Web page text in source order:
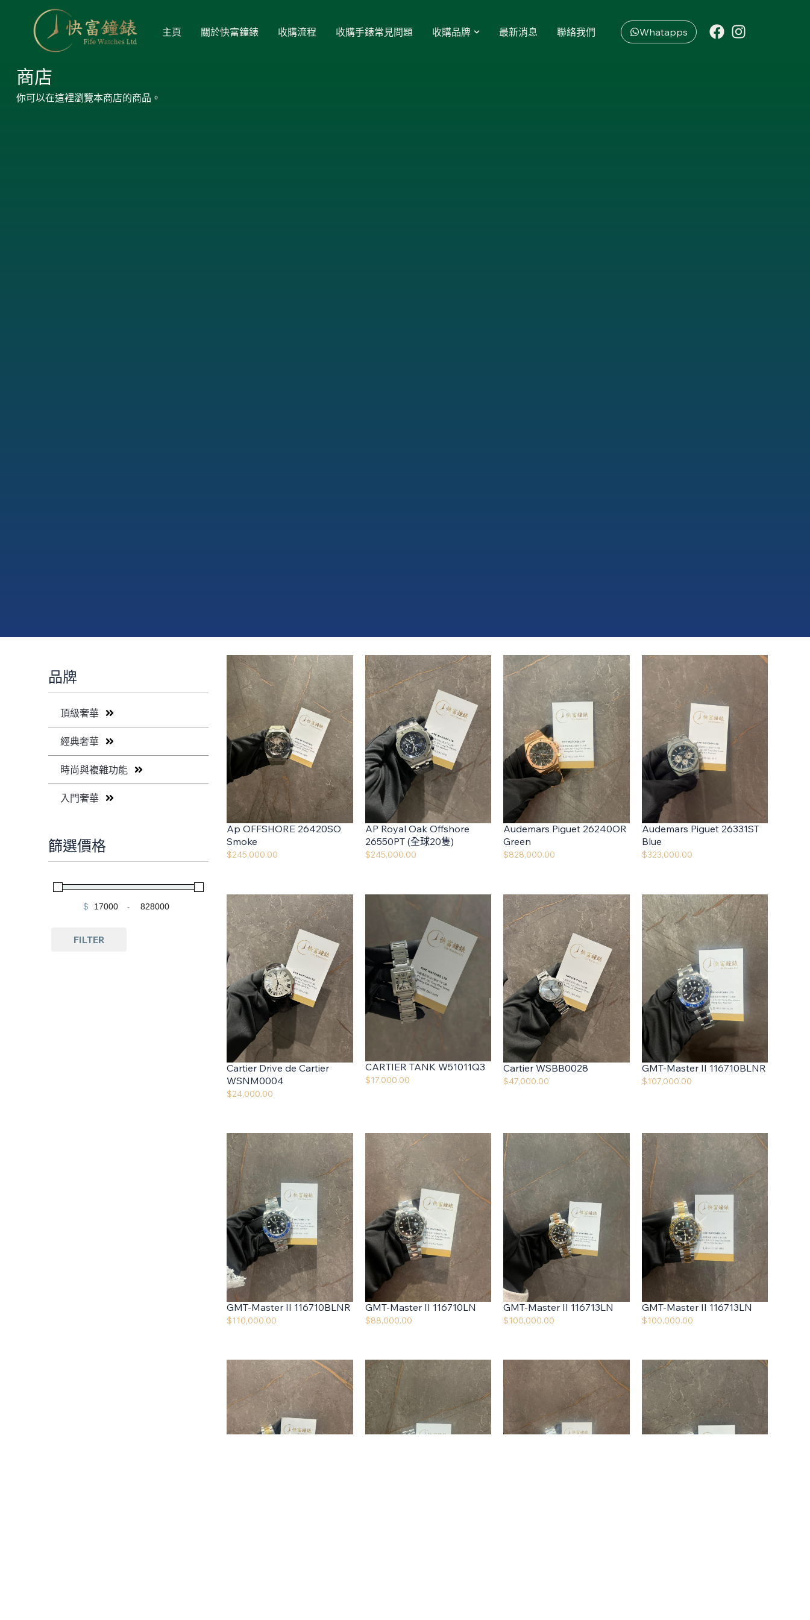
主頁 關於快富鐘錶 收購流程 收購手錶常見問題 收購品牌 最新消息 聯絡我們 Whatapps
商店
你可以在這裡瀏覽本商店的商品。
品牌
頂級奢華
經典奢華
時尚與複雜功能
入門奢華
篩選價格
$ Minimum Price
-Maximum Price
FILTER
Ap OFFSHORE 26420SO
Smoke
$245,000.00
AP Royal Oak Offshore
26550PT (全球20隻)
$245,000.00
Audemars Piguet 26240OR
Green
$828,000.00
Audemars Piguet 26331ST
Blue
$323,000.00
Cartier Drive de Cartier
WSNM0004
$24,000.00
CARTIER TANK W51011Q3
$17,000.00
Cartier WSBB0028
$47,000.00
GMT-Master II 116710BLNR
$107,000.00
GMT-Master II 116710BLNR
$110,000.00
GMT-Master II 116710LN
$88,000.00
GMT-Master II 116713LN
$100,000.00
GMT-Master II 116713LN
$100,000.00